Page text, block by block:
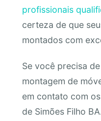
profissionais
certeza de que
montados com
Se você precisa
montagem de
em contato com
de Simões Filho